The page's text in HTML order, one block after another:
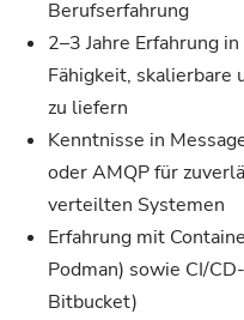
Berufserfahrung
2–3 Jahre Erfahrung
Fähigkeit, skalierbare
zu liefern
Kenntnisse in
oder AMQP für
verteilten Systemen
Erfahrung mit
Podman) sowie CI/
Bitbucket)